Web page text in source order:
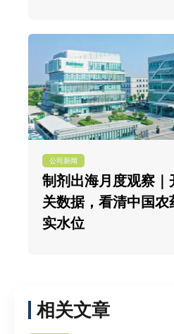
公司新闻
制剂出海月度观察
关数据，看清中国
实水位
相关文章